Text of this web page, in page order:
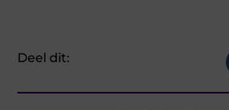
Deel dit: